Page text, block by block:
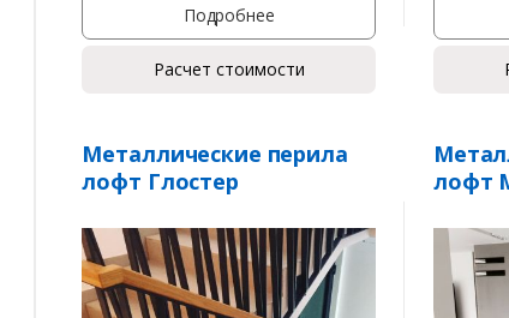
Подробнее
Расчет стоимости
Металлические перила
лофт Глостер
лофт